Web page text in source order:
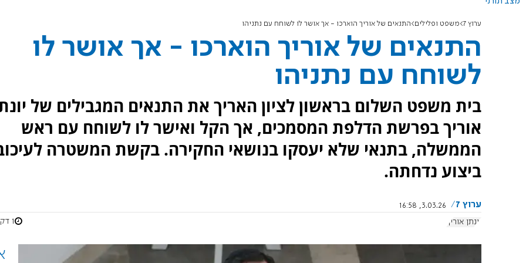
ערוץ 7 משפט ופלילים התנאים של אוריך הוארכו - אך אושר לו לשוחח עם נתניהו
התנאים של אוריך הוארכו - אך אושר לו
לשוחח עם נתניהו
בית משפט השלום בראשון לציון האריך את התנאים המגבילים של
אוריך בפרשת הדלפת המסמכים, אך הקל ואישר לו לשוחח עם ראש
הממשלה, בתנאי שלא יעסקו בנושאי החקירה. בקשת המשטרה
ביצוע נדחתה.
ערוץ 7
3.03.26, 16:58
יונתן אוריך
1 דקות